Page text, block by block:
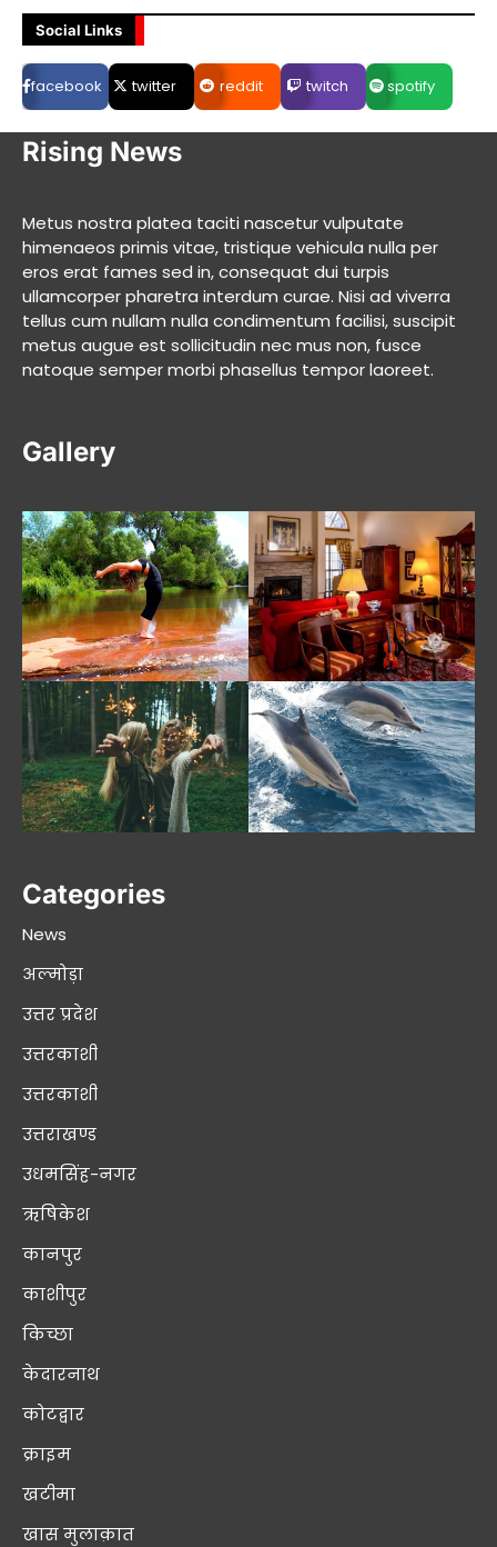
Social Links
facebook twitter reddit twitch spotify
Rising News
Metus nostra platea taciti nascetur vulputate
himenaeos primis vitae, tristique vehicula nulla per
eros erat fames sed in, consequat dui turpis
ullamcorper pharetra interdum curae. Nisi ad viverra
tellus cum nullam nulla condimentum facilisi, suscipit
metus augue est sollicitudin nec mus non, fusce
natoque semper morbi phasellus tempor laoreet.
Gallery
Categories
News
अल्मोड़ा
उत्तर प्रदेश
उत्तरकाशी
उत्तरकाशी
उत्तराखण्ड
उधमसिंह-नगर
ऋषिकेश
कानपुर
काशीपुर
किच्छा
केदारनाथ
कोटद्वार
क्राइम
खटीमा
खास मुलाक़ात